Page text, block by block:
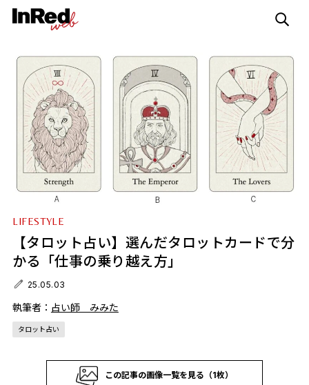
LIFESTYLE
【タロット占い】選んだタロットカードで分
かる「仕事の乗り越え方」
25.05.03
執筆者： 占い師 みみた
タロット占い
この記事の画像一覧を見る（1枚）